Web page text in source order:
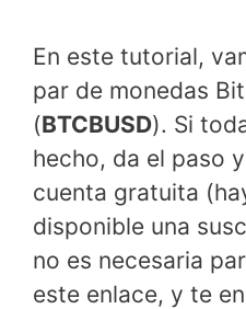
En este tutorial,
par de monedas
(BTCBUSD). Si
hecho, da el paso
cuenta gratuita
disponible una
no es necesaria
este enlace, y te